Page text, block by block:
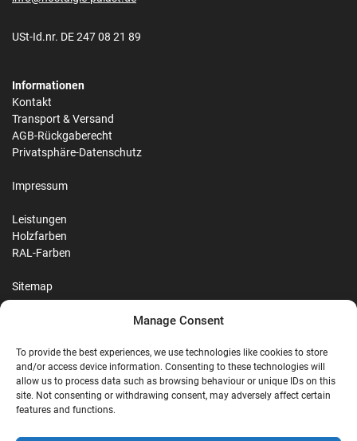
Manage Consent
To provide the best experiences, we use technologies like cookies to store
and/or access device information. Consenting to these technologies will
allow us to process data such as browsing behaviour or unique IDs on this
site. Not consenting or withdrawing consent, may adversely affect certain
features and functions.
USt-Id.nr. DE 247 08 21 89
Informationen
Kontakt
Transport & Versand
AGB-Rückgaberecht
Privatsphäre-Datenschutz
Impressum
Leistungen
Holzfarben
RAL-Farben
Sitemap
G Google Reviews